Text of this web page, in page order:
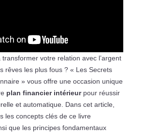
votre relation avec l’argent
rêves les plus fous ? « Les Secrets
» vous offre une occasion unique
plan financier intérieurpour réussir
et automatique. Dans cet article,
les concepts clés de ce livre
que les principes fondamentaux